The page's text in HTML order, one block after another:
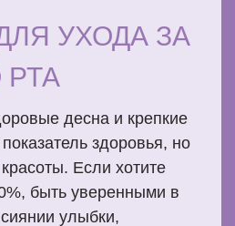
УХОДА ЗА
десна и крепкие
здоровья, но
Если хотите
быть уверенными в
улыбки,